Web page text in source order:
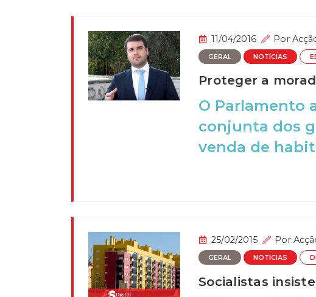
11/04/2016 Por
GERAL NOTÍCIAS
Proteger a
O Parlamento
conjunta dos
venda de
25/02/2015 Por
GERAL NOTÍCIAS
Socialistas